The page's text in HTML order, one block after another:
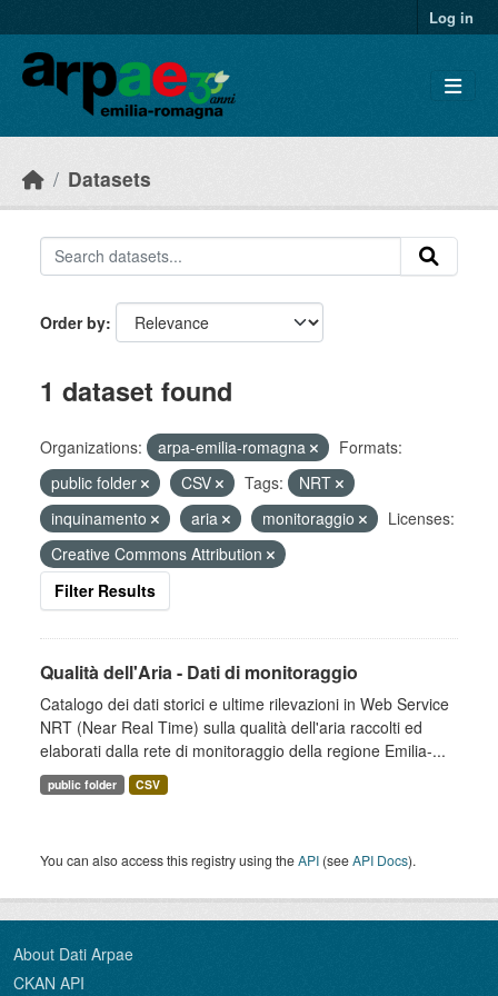
Log in
Datasets
Order by
1 dataset found
Organizations: arpa-emilia-romagna
Formats:
public folder
CSV Tags:
NRT
inquinamento
aria monitoraggio
Licenses:
Creative Commons Attribution
Filter Results
Qualità dell'Aria - Dati di monitoraggio
Catalogo dei dati storici e ultime rilevazioni in Web Service
NRT (Near Real Time) sulla qualità dell'aria raccolti ed
elaborati dalla rete di monitoraggio della regione Emilia-...
public folder CSV
You can also access this registry using theAPI (seeAPI Docs).
About Dati Arpae
CKAN API